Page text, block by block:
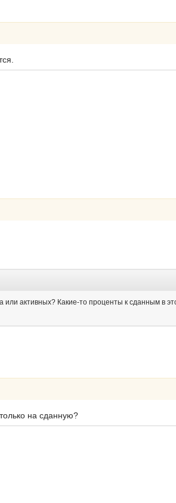
активных? Какие-то проценты к сданным в
на сданную?